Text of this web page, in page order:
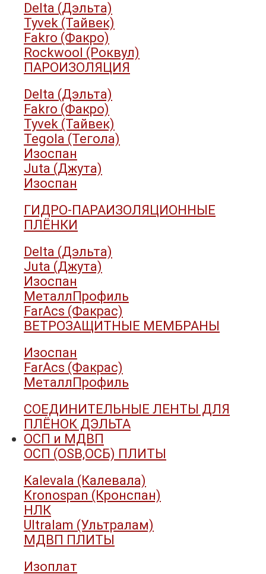
Delta (Дэльта)
Tyvek (Тайвек)
Fakro (Факро)
Rockwool (Роквул)
ПАРОИЗОЛЯЦИЯ
Delta (Дэльта)
Fakro (Факро)
Tyvek (Тайвек)
Tegola (Тегола)
Изоспан
Juta (Джута)
Изоспан
ГИДРО-ПАРАИЗОЛЯЦИОННЫЕ
ПЛЁНКИ
Delta (Дэльта)
Juta (Джута)
Изоспан
МеталлПрофиль
FarAcs (Факрас)
ВЕТРОЗАЩИТНЫЕ МЕМБРАНЫ
Изоспан
FarAcs (Факрас)
МеталлПрофиль
СОЕДИНИТЕЛЬНЫЕ ЛЕНТЫ ДЛЯ
ПЛЁНОК ДЭЛЬТА
ОСП и МДВП
ОСП (OSB,ОСБ) ПЛИТЫ
Kalevala (Калевала)
Kronospan (Кронспан)
НЛК
Ultralam (Ультралам)
МДВП ПЛИТЫ
Изоплат